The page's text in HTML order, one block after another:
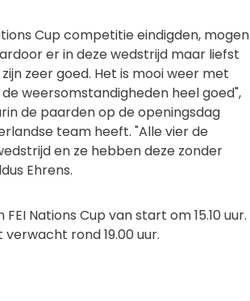
Cup competitie eindigden, mogen
er in deze wedstrijd maar liefst
zeer goed. Het is mooi weer met
weersomstandigheden heel goed",
de paarden op de openingsdag
team heeft. "Alle vier de
en ze hebben deze zonder
Ehrens.
Nations Cup van start om 15.10 uur.
rond 19.00 uur.